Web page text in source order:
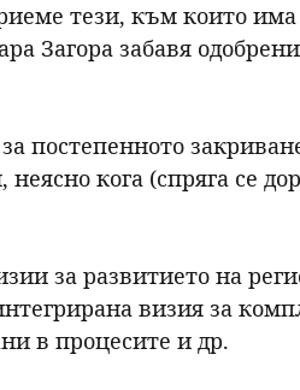
тези, към които
Загора забавя
постепенното
кога (спряга се
за развитието на
визия за
в процесите и др.